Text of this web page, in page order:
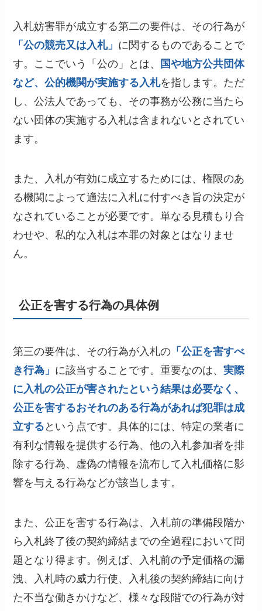
入札妨害罪が成立する第二の要件は、その行為が
「公の競売又は入札」 に関するものであることで
す。ここでいう「公の」とは、
国や地方公共団体
など、公的機関が実施する入札を指します。ただ
し、公法人であっても、その事務が公務に当たら
ない団体の実施する入札は含まれないとされてい
ます。
また、入札が有効に成立するためには、権限のあ
る機関によって適法に入札に付すべき旨の決定が
なされていることが必要です。単なる見積もり合
わせや、私的な入札は本罪の対象とはなりませ
ん。
公正を害する行為の具体例
第三の要件は、その行為が入札の 「公正を害すべ
き行為」 に該当することです。重要なのは、実際
に入札の公正が害されたという結果は必要なく、
公正を害するおそれのある行為があれば犯罪は成
立する という点です。具体的には、特定の業者に
有利な情報を提供する行為、他の入札参加者を排
除する行為、虚偽の情報を流布して入札価格に影
響を与える行為などが該当します。
また、公正を害する行為は、入札前の準備段階か
ら入札終了後の契約締結までの全過程において問
題となり得ます。例えば、入札前の予定価格の漏
洩、入札時の威力行使、入札後の契約締結に向け
た不当な働きかけなど、様々な段階での行為が対